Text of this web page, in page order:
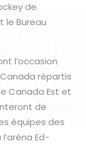
de
le Bureau
l’occasion
répartis
Canada Est et
de
équipes des
Ed-